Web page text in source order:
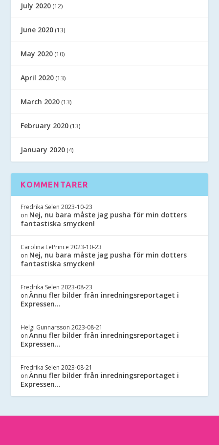
July 2020 (12)
June 2020 (13)
May 2020 (10)
April 2020 (13)
March 2020 (13)
February 2020 (13)
January 2020 (4)
KOMMENTARER
Fredrika Selen 2023-10-23
on Nej, nu bara måste jag pusha för min dotters
fantastiska smycken!
Carolina LePrince 2023-10-23
on Nej, nu bara måste jag pusha för min dotters
fantastiska smycken!
Fredrika Selen 2023-08-23
onÄnnu fler bilder från inredningsreportaget i
Expressen…
Helgi Gunnarsson 2023-08-21
onÄnnu fler bilder från inredningsreportaget i
Expressen…
Fredrika Selen 2023-08-21
onÄnnu fler bilder från inredningsreportaget i
Expressen…